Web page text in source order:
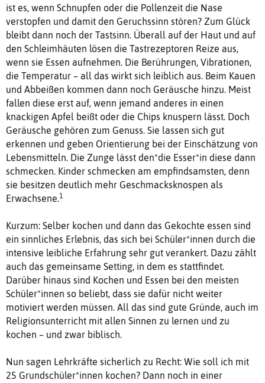
ist es, wenn Schnupfen oder die Pollenzeit die Nase
verstopfen und damit den Geruchssinn stören? Zum Glück
bleibt dann noch der Tastsinn. Überall auf der Haut und auf
den Schleimhäuten lösen die Tastrezeptoren Reize aus,
wenn sie Essen aufnehmen. Die Berührungen, Vibrationen,
die Temperatur – all das wirkt sich leiblich aus. Beim Kauen
und Abbeißen kommen dann noch Geräusche hinzu. Meist
fallen diese erst auf, wenn jemand anderes in einen
knackigen Apfel beißt oder die Chips knuspern lässt. Doch
Geräusche gehören zum Genuss. Sie lassen sich gut
erkennen und geben Orientierung bei der Einschätzung von
Lebensmitteln. Die Zunge lässt den*die Esser*in diese dann
schmecken. Kinder schmecken am empfindsamsten, denn
sie besitzen deutlich mehr Geschmacksknospen als
Erwachsene.1
Kurzum: Selber kochen und dann das Gekochte essen sind
ein sinnliches Erlebnis, das sich bei Schüler*innen durch die
intensive leibliche Erfahrung sehr gut verankert. Dazu zählt
auch das gemeinsame Setting, in dem es stattfindet.
Darüber hinaus sind Kochen und Essen bei den meisten
Schüler*innen so beliebt, dass sie dafür nicht weiter
motiviert werden müssen. All das sind gute Gründe, auch im
Religionsunterricht mit allen Sinnen zu lernen und zu
kochen – und zwar biblisch.
Nun sagen Lehrkräfte sicherlich zu Recht: Wie soll ich mit
25 Grundschüler*innen kochen? Dann noch in einer